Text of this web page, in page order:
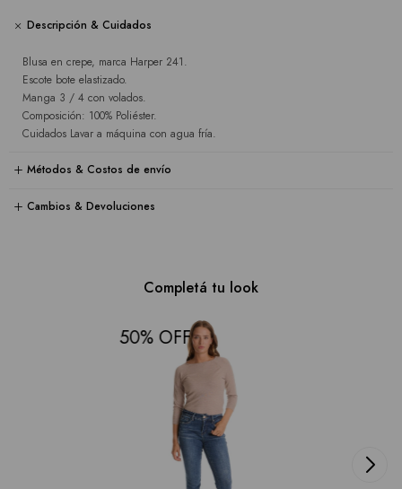
Descripción & Cuidados
Blusa en crepe, marca Harper 241.
Escote bote elastizado.
Manga 3 / 4 con volados.
Composición: 100% Poliéster.
Cuidados Lavar a máquina con agua fría.
Métodos & Costos de envío
Cambios & Devoluciones
Completá tu look
50